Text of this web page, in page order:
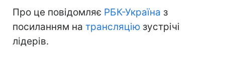
Про це повідомляє РБК-Україна з
посиланням на трансляцію зустрічі
лідерів.